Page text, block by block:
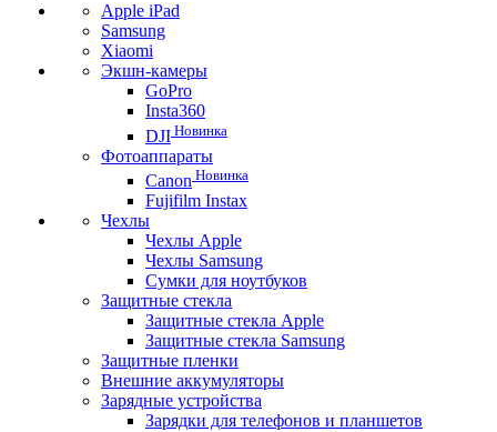
Apple iPad
Samsung
Xiaomi
Экшн-камеры
GoPro
Insta360
DJI Новинка
Фотоаппараты
Canon Новинка
Fujifilm Instax
Чехлы
Чехлы Apple
Чехлы Samsung
Сумки для ноутбуков
Защитные стекла
Защитные стекла Apple
Защитные стекла Samsung
Защитные пленки
Внешние аккумуляторы
Зарядные устройства
Зарядки для телефонов и планшетов